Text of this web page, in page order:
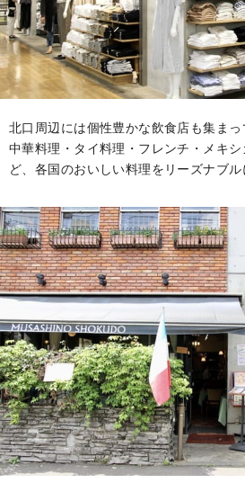
北口周辺には個性豊かな飲食店も集まっ
中華料理・タイ料理・フレンチ・メキ
ど、各国のおいしい料理をリーズナブル